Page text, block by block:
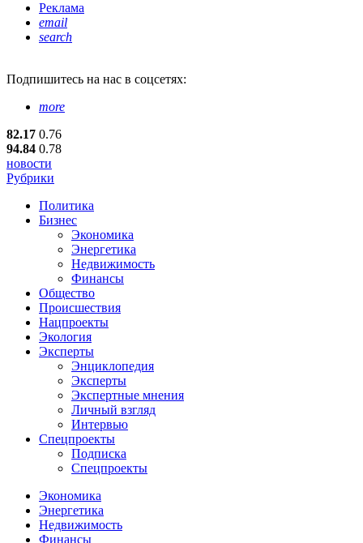
Реклама
email
search
Подпишитесь на нас в соцсетях:
more
82.17 0.76
94.84 0.78
новости
Рубрики
Политика
Бизнес
Экономика
Энергетика
Недвижимость
Финансы
Общество
Происшествия
Нацпроекты
Экология
Эксперты
Энциклопедия
Эксперты
Экспертные мнения
Личный взгляд
Интервью
Спецпроекты
Подписка
Спецпроекты
Экономика
Энергетика
Недвижимость
Финансы